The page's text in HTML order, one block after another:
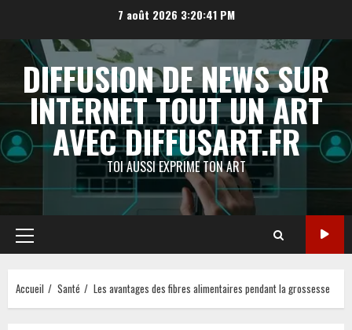
contenu
7 août 2026 3:20:42 PM
DIFFUSION DE NEWS SUR
INTERNET TOUT UN ART
AVEC DIFFUSART.FR
TOI AUSSI EXPRIME TON ART
Menu
principal
Accueil Santé Les avantages des fibres alimentaires pendant la grossesse